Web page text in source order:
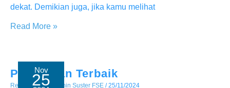
dekat. Demikian juga, jika kamu melihat
Mengetahui
Kerajaan
Allah
Read More »
Nov
25
Pemberian Terbaik
Renungan/ By Admin Suster FSE /25/11/2024